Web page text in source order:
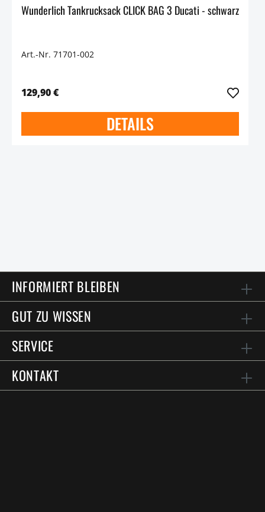
Wunderlich Tankrucksack CLICK BAG 3 Ducati - schwarz
Art.-Nr. 71701-002
129,90 €
DETAILS
INFORMIERT BLEIBEN
GUT ZU WISSEN
SERVICE
KONTAKT